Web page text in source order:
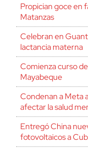
Propician goce en
Matanzas
Celebran en
lactancia materna
Comienza curso
Mayabeque
Condenan a Meta
afectar la salud
Entregó China
fotovoltaicos a